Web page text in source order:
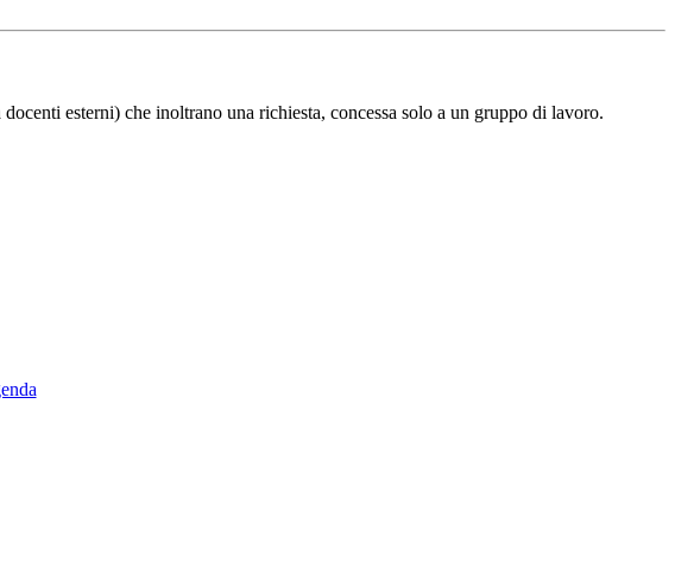
esterni) che inoltrano una richiesta, concessa solo a un gruppo di lavoro.​